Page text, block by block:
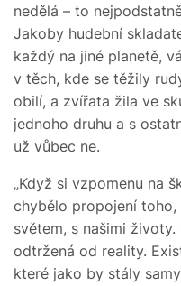
nedělá – to
Jakoby hudební
každý na jiné planetě,
v těch, kde se těžily
obilí, a zvířata žila ve
jednoho druhu a s
už vůbec ne.
„Když si vzpomenu na
chybělo propojení toho,
světem, s našimi
odtržená od reality.
které jako by stály